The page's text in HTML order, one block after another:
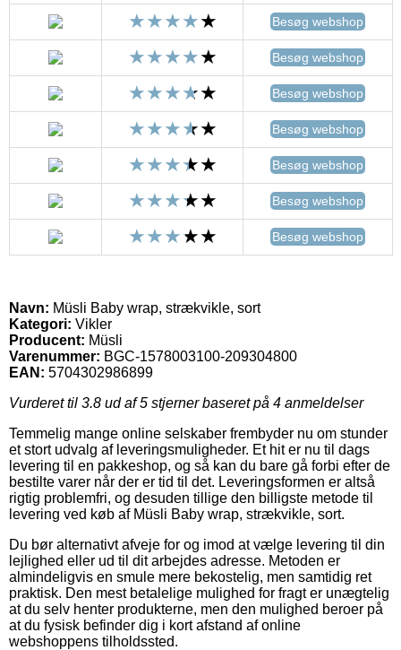
Besøg webshop
Besøg webshop
Besøg webshop
Besøg webshop
Besøg webshop
Besøg webshop
Besøg webshop
Navn: Müsli Baby wrap, strækvikle, sort
Kategori: Vikler
Producent: Müsli
Varenummer: BGC-1578003100-209304800
EAN: 5704302986899
Vurderet til 3.8 ud af 5 stjerner baseret på 4 anmeldelser
Temmelig mange online selskaber frembyder nu om stunder
et stort udvalg af leveringsmuligheder. Et hit er nu til dags
levering til en pakkeshop, og så kan du bare gå forbi efter de
bestilte varer når der er tid til det. Leveringsformen er altså
rigtig problemfri, og desuden tillige den billigste metode til
levering ved køb af Müsli Baby wrap, strækvikle, sort.
Du bør alternativt afveje for og imod at vælge levering til din
lejlighed eller ud til dit arbejdes adresse. Metoden er
almindeligvis en smule mere bekostelig, men samtidig ret
praktisk. Den mest betalelige mulighed for fragt er unægtelig
at du selv henter produkterne, men den mulighed beroer på
at du fysisk befinder dig i kort afstand af online
webshoppens tilholdssted.